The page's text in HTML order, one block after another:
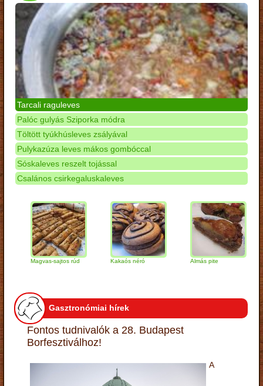
Tarcali raguleves
Palóc gulyás Sziporka módra
Töltött tyúkhúsleves zsályával
Pulykazúza leves mákos gombóccal
Sóskaleves reszelt tojással
Csalános csirkegaluskaleves
Magvas-sajtos rúd Kakaós néró Almás pite
Gasztronómiai hírek
Fontos tudnivalók a 28. Budapest
Borfesztiválhoz!
A